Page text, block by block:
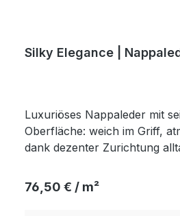
Silky Elegance |
Luxuriöses Nappaleder mit
Oberfläche: weich im Griff,
dank dezenter Zurichtung
Regulärer Preis:
76,50 € / m²